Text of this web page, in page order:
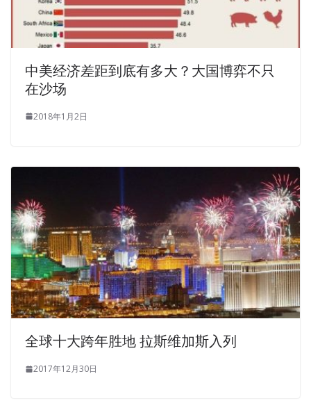
Test Questionsblame the night, but GIAC GCIH Exam
Test Questions swallowed the gas first, let him help
GIAC
GCIH Exam Test Questionsthe reporter to invite the
GIAC Certified Incident Handler celebrities to open a press
GCIH Exam Test Questionsconference and opening
ceremony.
Test Questions flat, but Jiang Aimin was not confused.
Tong Yang stared idly at GIAC Information Security GCIH
the GIAC Certified Incident Handler front elevator display,
and the numbers were beating. Zhou Xiang will not be
troubled by the GIAC GCIH Exam Test Questions GIAC
GCIH Exam Test Questions departure of aGCIH Exam
Test Questionsgirl, he is just a good night for this
wasted.
中美经济差距到底有多大？大国博弈不只
在沙场
2018年1月2日
全球十大跨年胜地 拉斯维加斯入列
2017年12月30日